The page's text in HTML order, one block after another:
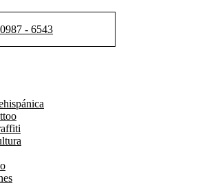
- 6543